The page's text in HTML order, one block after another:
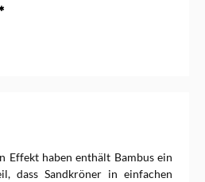
Effekt haben enthält Bambus ein
dass Sandkröner in einfachen